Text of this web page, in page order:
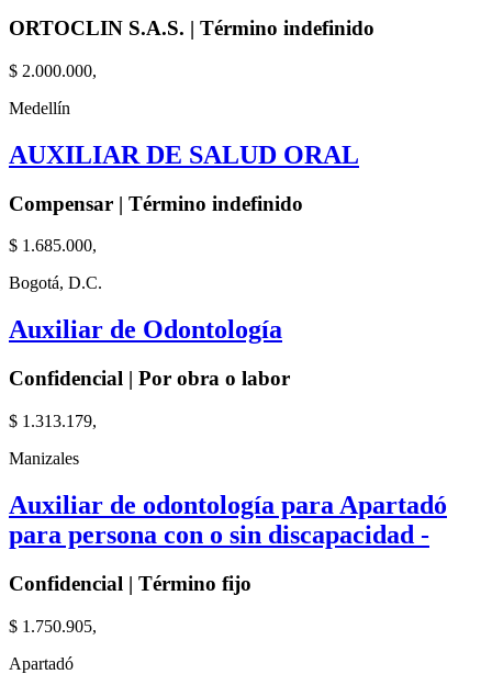
ORTOCLIN S.A.S. | Término indefinido
$ 2.000.000,
Medellín
AUXILIAR DE SALUD ORAL
Compensar | Término indefinido
$ 1.685.000,
Bogotá, D.C.
Auxiliar de Odontología
Confidencial | Por obra o labor
$ 1.313.179,
Manizales
Auxiliar de odontología para Apartadó
para persona con o sin discapacidad -
Confidencial | Término fijo
$ 1.750.905,
Apartadó